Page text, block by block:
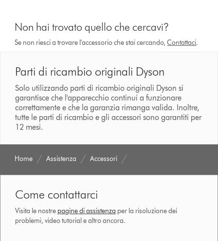
Non hai trovato quello che cercavi?
Se non riesci a trovare l'accessorio che stai cercando,Contattaci.
Parti di ricambio originali Dyson
Solo utilizzando parti di ricambio originali Dyson si
garantisce che l'apparecchio continui a funzionare
correttamente e che la garanzia rimanga valida. Inoltre,
tutte le parti di ricambio e gli accessori sono garantiti per
12 mesi.
Home Assistenza Accessori
Come contattarci
Visita le nostre pagine di assistenza per la risoluzione dei
problemi, video tutorial e altro ancora.